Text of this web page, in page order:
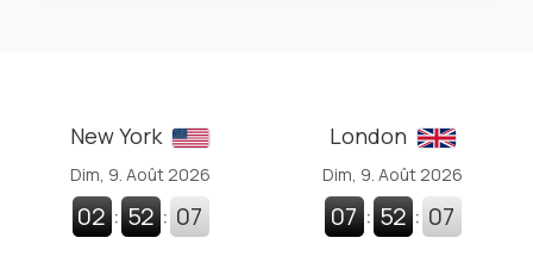
New York
Dim, 9. Août 2026
02 : 52 : 08
London
Dim, 9. Août 2026
07 : 52 : 08